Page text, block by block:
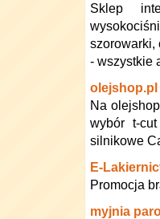
Sklep
szorowarki,
- wszystkie
olejshop.pl
Na
wybór t-
silnikowe
E-
Promocja
myjnia